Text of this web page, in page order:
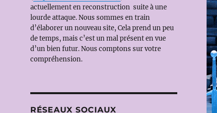
actuellement en reconstruction suite à une
lourde attaque. Nous sommes en train
d’élaborer un nouveau site, Cela prend un peu
de temps, mais c’est un mal présent en vue
d’un bien futur. Nous comptons sur votre
compréhension.
RÉSEAUX SOCIAUX